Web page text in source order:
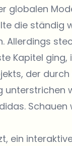
globalen
die
Kapitel
der
, ein